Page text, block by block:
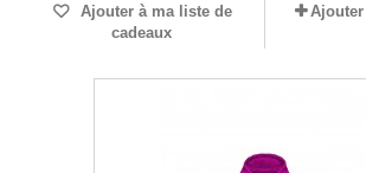
Ajouter à ma liste de
cadeaux